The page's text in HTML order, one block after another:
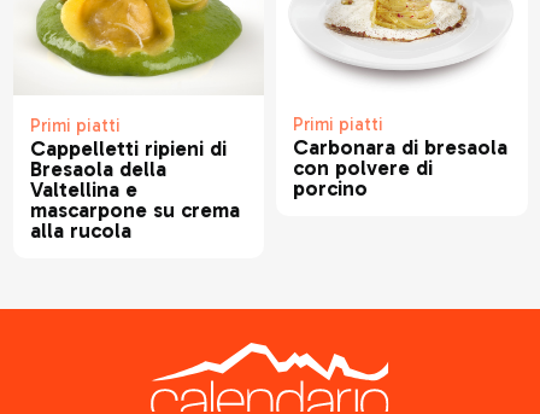
Primi piatti
Cappelletti ripieni di
Bresaola della
Valtellina e
mascarpone su crema
alla rucola
Primi piatti
Carbonara di bresaola
con polvere di
porcino